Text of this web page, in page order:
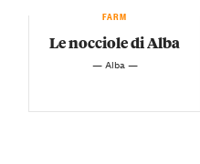
FARM
Le nocciole di Alba
— Alba —